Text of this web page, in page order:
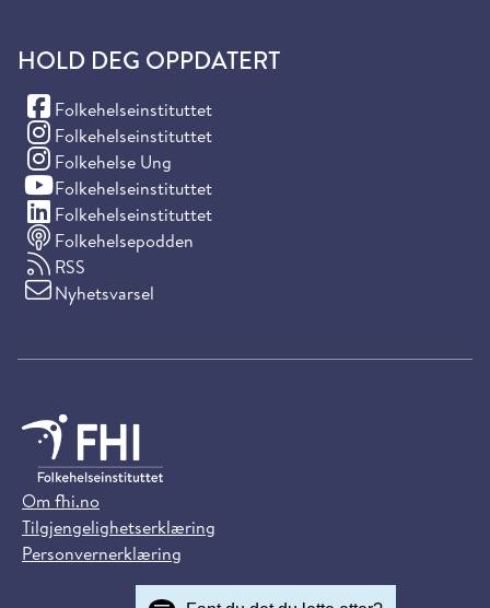
HOLD DEG OPPDATERT
Folkehelseinstituttet
(Facebook)
Folkehelseinstituttet
(Instagram)
Folkehelse Ung
(Instagram)
Folkehelseinstituttet
(YouTube)
Folkehelseinstituttet
(LinkedIn)
Folkehelsepodden
RSS
Nyhetsvarsel
Om fhi.no
Tilgjengelighetserklæring
Personvernerklæring